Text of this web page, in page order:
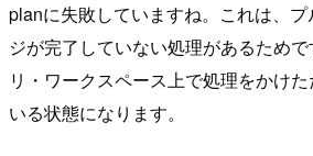
planに失敗していますね。これは、
ジが完了していない処理があるため
リ・ワークスペース上で処理をかけ
いる状態になります。